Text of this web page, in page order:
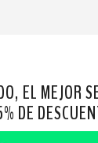
EL MEJOR
DE